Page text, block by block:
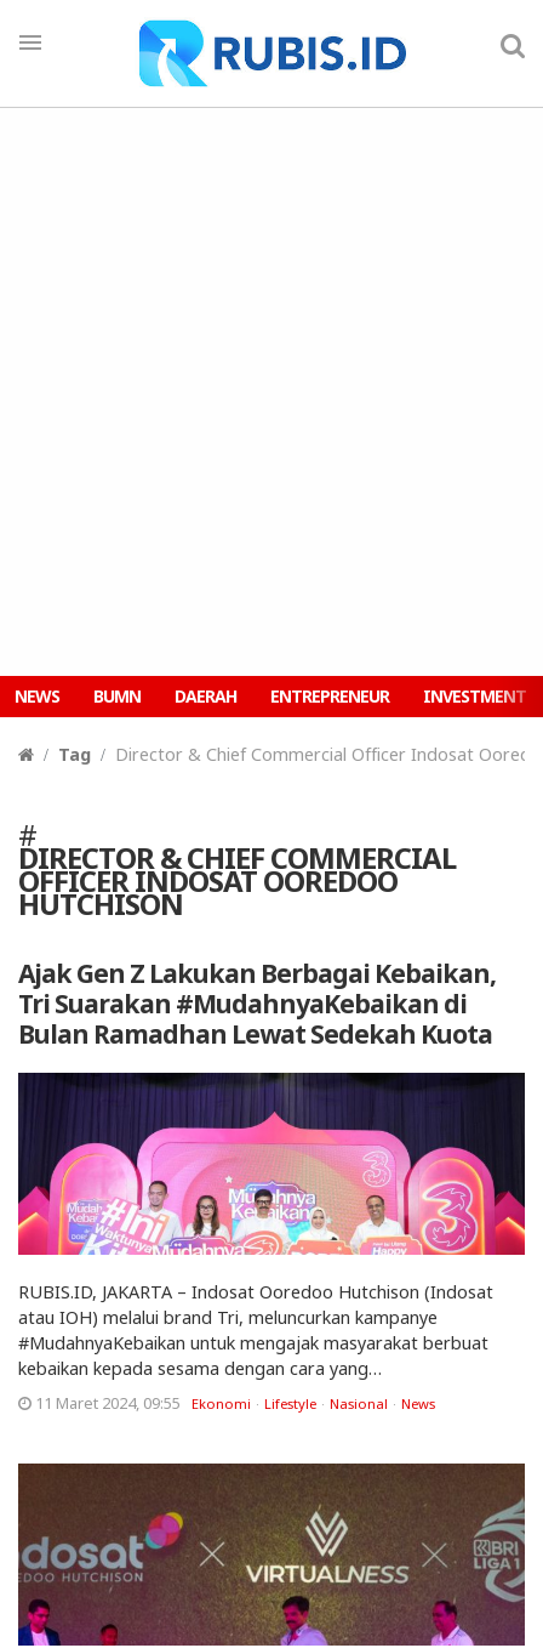
NEWS BUMN DAERAH ENTREPRENEUR INVESTMENT
Tag Director & Chief Commercial Officer Indosat
#
DIRECTOR & CHIEF COMMERCIAL
OFFICER INDOSAT OOREDOO
HUTCHISON
Ajak Gen Z Lakukan Berbagai Kebaikan,
Tri Suarakan #MudahnyaKebaikan di
Bulan Ramadhan Lewat Sedekah Kuota
RUBIS.ID, JAKARTA – Indosat Ooredoo Hutchison (Indosat
atau IOH) melalui brand Tri, meluncurkan kampanye
#MudahnyaKebaikan untuk mengajak masyarakat berbuat
kebaikan kepada sesama dengan cara yang…
11 Maret 2024, 09:55 Ekonomi Lifestyle Nasional News